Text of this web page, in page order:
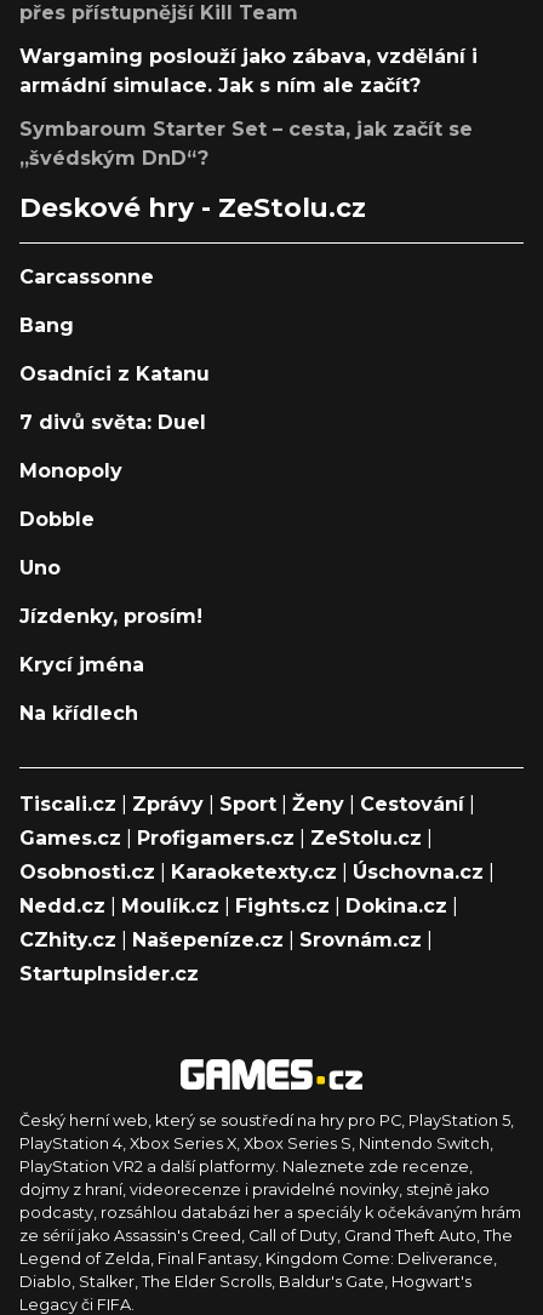
přes přístupnější Kill Team
Wargaming poslouží jako zábava, vzdělání i
armádní simulace. Jak s ním ale začít?
Symbaroum Starter Set – cesta, jak začít se
„švédským DnD“?
Deskové hry - ZeStolu.cz
Carcassonne
Bang
Osadníci z Katanu
7 divů světa: Duel
Monopoly
Dobble
Uno
Jízdenky, prosím!
Krycí jména
Na křídlech
Tiscali.cz Zprávy Sport Ženy Cestování|
Games.cz
Profigamers.cz ZeStolu.cz
Osobnosti.cz
Karaoketexty.cz Úschovna.cz
Nedd.cz
Moulík.cz Fights.cz Dokina.cz
CZhity.cz
Našepeníze.cz Srovnám.cz
StartupInsider.cz
Český herní web, který se soustředí na hry pro PC, PlayStation 5,
PlayStation 4, Xbox Series X, Xbox Series S, Nintendo Switch,
PlayStation VR2 a další platformy. Naleznete zde recenze,
dojmy z hraní, videorecenze i pravidelné novinky, stejně jako
podcasty, rozsáhlou databázi her a speciály k očekávaným hrám
ze sérií jako Assassin's Creed, Call of Duty, Grand Theft Auto, The
Legend of Zelda, Final Fantasy, Kingdom Come: Deliverance,
Diablo, Stalker, The Elder Scrolls, Baldur's Gate, Hogwart's
Legacy či FIFA.